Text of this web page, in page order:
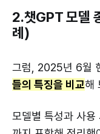
2.챗GPT 모델
례)
그럼, 2025년 6월
들의 특징을 비교해
모델별 특성과 사용